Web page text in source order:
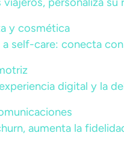
y cosmética
a self-care: conecta
digital y la
aumenta la